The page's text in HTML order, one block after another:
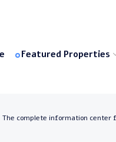
Featured Properties
The complete information center